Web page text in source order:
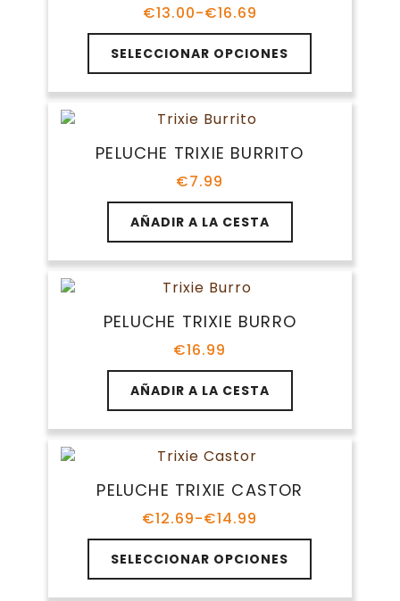
pueden
elegir
la
página
producto
€13.00-€16.69
Rango
de
precios:
desde
€13.00
hasta
€16.69
SELECCIONAR OPCIONES
Este
producto
tiene
múltiples
variantes.
opciones
pueden
la
producto
PELUCHE TRIXIE BURRITO
€7.99
AÑADIR A LA CESTA
PELUCHE TRIXIE BURRO
€16.99
AÑADIR A LA CESTA
PELUCHE TRIXIE CASTOR
€12.69-€14.99
Rango
de
precios:
desde
€12.69
SELECCIONAR OPCIONES
Este
producto
tiene